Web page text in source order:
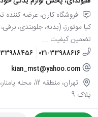
فروشگاه کارن، عرضه
کیا موتورز، (بدنه، جلوبندی،
تضمین کیفیت ...
021-33988616
33988456
kian_mst@yahoo.com
تهران، منطقه
پلاک 9